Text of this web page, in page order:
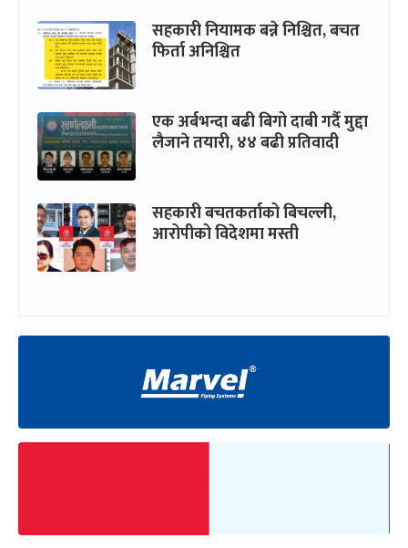
सहकारी नियामक बन्ने निश्चित, बचत
फिर्ता अनिश्चित
एक अर्बभन्दा बढी बिगो दाबी गर्दै मुद्दा
लैजाने तयारी, ४४ बढी प्रतिवादी
सहकारी बचतकर्ताको बिचल्ली,
आरोपीको विदेशमा मस्ती